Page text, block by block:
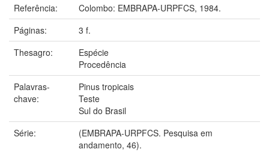
Referência:
Colombo: EMBRAPA-URPFCS, 1984.
Páginas:
3 f.
Thesagro:
Espécie
Procedência
Palavras-
chave:
Pinus tropicais
Teste
Sul do Brasil
Série:
(EMBRAPA-URPFCS. Pesquisa em
andamento, 46).